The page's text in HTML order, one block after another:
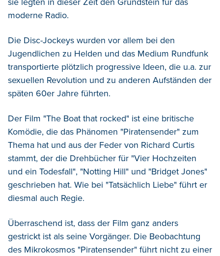
moderne Radio.
Die Disc-Jockeys wurden vor allem bei den
Jugendlichen zu Helden und das Medium Rundfunk
transportierte plötzlich progressive Ideen, die u.a. zur
sexuellen Revolution und zu anderen Aufständen der
späten 60er Jahre führten.
Der Film "The Boat that rocked" ist eine britische
Komödie, die das Phänomen "Piratensender" zum
Thema hat und aus der Feder von Richard Curtis
stammt, der die Drehbücher für "Vier Hochzeiten
und ein Todesfall", "Notting Hill" und "Bridget Jones"
geschrieben hat. Wie bei "Tatsächlich Liebe" führt er
diesmal auch Regie.
Überraschend ist, dass der Film ganz anders
gestrickt ist als seine Vorgänger. Die Beobachtung
des Mikrokosmos "Piratensender" führt nicht zu einer